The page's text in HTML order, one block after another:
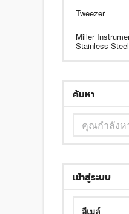
Tweezer
Miller
Stainless
ค้นหา
เข้าสู่ระบบ